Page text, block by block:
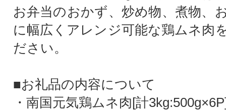
お弁当のおかず、炒め物、煮物、
に幅広くアレンジ可能な鶏ムネ肉
ださい。
■お礼品の内容について
・南国元気鶏ムネ肉[計